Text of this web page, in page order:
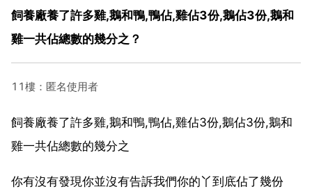
飼養廠養了許多雞,鵝和鴨,鴨佔,雞佔3份,鵝佔3份,鵝和
雞一共佔總數的幾分之？
11樓：匿名使用者
飼養廠養了許多雞,鵝和鴨,鴨佔,雞佔3份,鵝佔3份,鵝和
雞一共佔總數的幾分之
你有沒有發現你並沒有告訴我們你的丫到底佔了幾份